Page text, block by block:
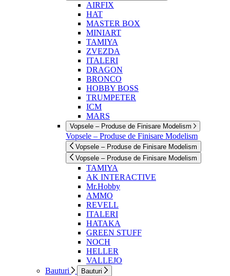
AIRFIX
HAT
MASTER BOX
MINIART
TAMIYA
ZVEZDA
ITALERI
DRAGON
BRONCO
HOBBY BOSS
TRUMPETER
ICM
MARS
Vopsele – Produse de Finisare Modelism
Vopsele – Produse de Finisare Modelism
Vopsele – Produse de Finisare Modelism
Vopsele – Produse de Finisare Modelism
TAMIYA
AK INTERACTIVE
Mr.Hobby
AMMO
REVELL
ITALERI
HATAKA
GREEN STUFF
NOCH
HELLER
VALLEJO
Bauturi
Bauturi